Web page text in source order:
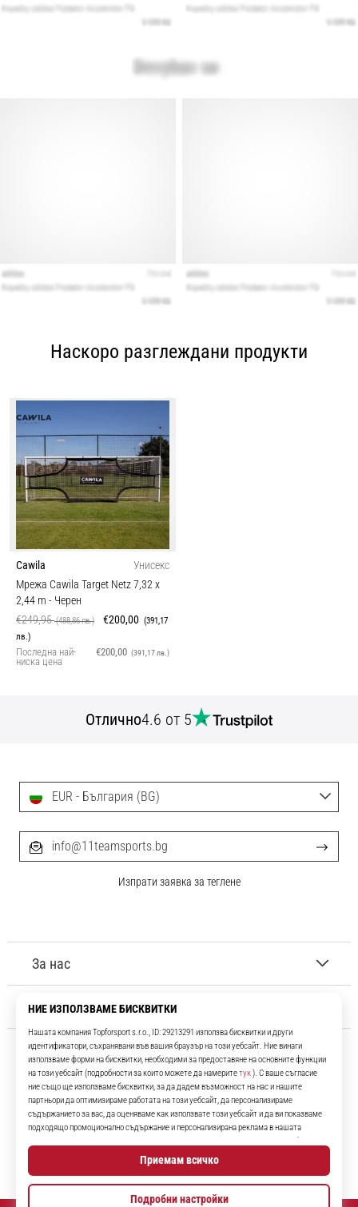
Наскоро разглеждани продукти
Cawila
Унисекс
Мрежа Cawila Target Netz 7,32 x
2,44 m - Черен
€249,95(488,86 лв.) €200,00 (391,17
лв.)
Последна най-
ниска цена
€200,00 (391,17 лв.)
Отлично4.6 от 5
11teamsports.bg
Повече от 16 години ние сме ваши съотборници, представяйки ви
най-добрите и най-новите футболни продукти.
InstagramYouTube
За нас
Обслужване на клиенти
EUR - България (BG)
info@11teamsports.bg
Изпрати заявка за теглене